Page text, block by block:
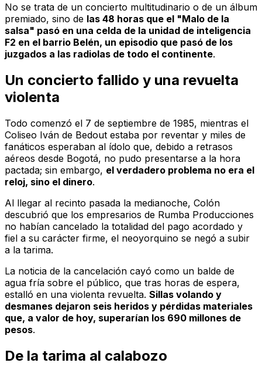
No se trata de un concierto multitudinario o de un álbum
premiado, sino de las 48 horas que el "Malo de la
salsa" pasó en una celda de la unidad de inteligencia
F2 en el barrio Belén, un episodio que pasó de los
juzgados a las radiolas de todo el continente.
Un concierto fallido y una revuelta
violenta
Todo comenzó el 7 de septiembre de 1985, mientras el
Coliseo Iván de Bedout estaba por reventar y miles de
fanáticos esperaban al ídolo que, debido a retrasos
aéreos desde Bogotá, no pudo presentarse a la hora
pactada; sin embargo, el verdadero problema no era el
reloj, sino el dinero.
Al llegar al recinto pasada la medianoche, Colón
descubrió que los empresarios de Rumba Producciones
no habían cancelado la totalidad del pago acordado y
fiel a su carácter firme, el neoyorquino se negó a subir
a la tarima.
La noticia de la cancelación cayó como un balde de
agua fría sobre el público, que tras horas de espera,
estalló en una violenta revuelta. Sillas volando y
desmanes dejaron seis heridos y pérdidas materiales
que, a valor de hoy, superarían los 690 millones de
pesos.
De la tarima al calabozo